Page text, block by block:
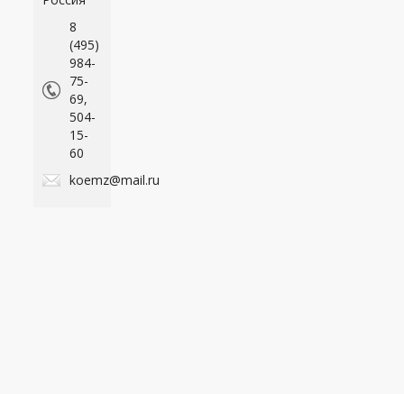
8
(495)
984-
75-
69,
504-
15-
60
koemz@mail.ru